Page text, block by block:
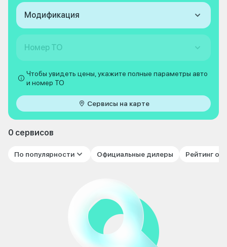
Модификация
Номер ТО
Чтобы увидеть цены, укажите полные параметры авто
и номер ТО
Сервисы на карте
0 сервисов
По популярности Официальные дилеры Рейтинг